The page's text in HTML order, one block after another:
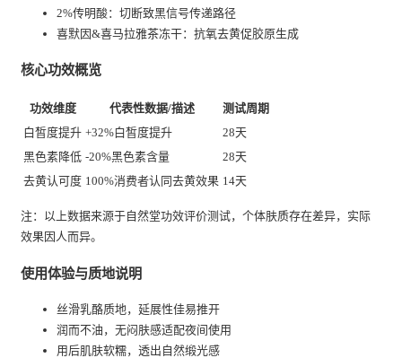
2%传明酸：切断致黑信号传递路径
喜默因&喜马拉雅茶冻干：抗氧去黄促胶原生成
核心功效概览
功效维度 代表性数据/描述
测试周期
白皙度提升 +32%白皙度提升
28天
黑色素降低 -20%黑色素含量
28天
去黄认可度 100%消费者认同去黄效果 14天
注：以上数据来源于自然堂功效评价测试，个体肤质存在差异，实际
效果因人而异。
使用体验与质地说明
丝滑乳酪质地，延展性佳易推开
润而不油，无闷肤感适配夜间使用
用后肌肤软糯，透出自然缎光感